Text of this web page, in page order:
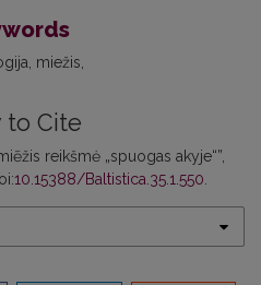
miežis
to Cite
reikšmė „spuogas akyje“”,
10.15388/Baltistica.35.1.550.